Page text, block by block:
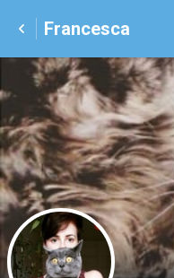
Francesca
F